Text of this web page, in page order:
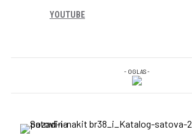
YOUTUBE
- OGLAS -